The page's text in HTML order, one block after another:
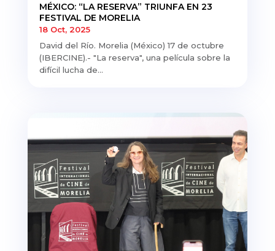
MÉXICO: “LA RESERVA” TRIUNFA EN 23
FESTIVAL DE MORELIA
18 Oct, 2025
David del Río. Morelia (México) 17 de octubre
(IBERCINE).- "La reserva", una película sobre la
difícil lucha de...